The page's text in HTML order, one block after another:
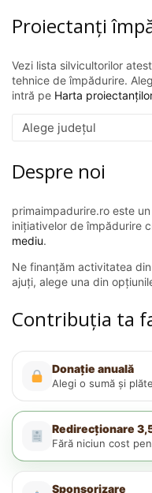
Proiectanți
Vezi lista silvicultorilor
tehnice de împădurire.
intră pe Harta proiectanților
Despre noi
primaimpadurire.ro este
inițiativelor de împădurire
mediu.
Ne finanțăm activitatea
ajuți, alege una din
Contribuția ta
Donație anuală
Alegi o sumă și
Redirecționare
Fără niciun cost
Sponsorizare